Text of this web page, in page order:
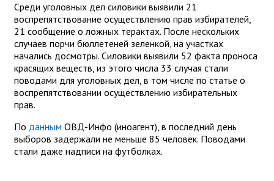
Среди уголовных дел силовики выявили 21
воспрепятствование осуществлению прав избирателей,
21 сообщение о ложных терактах. После нескольких
случаев порчи бюллетеней зеленкой, на участках
начались досмотры. Силовики выявили 52 факта проноса
красящих веществ, из этого числа 33 случая стали
поводами для уголовных дел, в том числе по статье о
воспрепятствовании осуществлению избирательных
прав.
По данным ОВД-Инфо (иноагент), в последний день
выборов задержали не меньше 85 человек. Поводами
стали даже надписи на футболках.